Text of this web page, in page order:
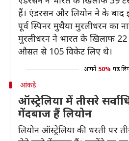
हैं। एंडरसन और लियोन ने के बाद
पूर्व स्पिनर मुथैया मुरलीधरन का
मुरलीधरन ने भारत के खिलाफ
औसत से 105 विकेट लिए थे।
आपने 50% पढ़
आंकड़े
ऑस्ट्रेलिया में तीसरे
गेंदबाज हैं लियोन
लियोन ऑस्ट्रेलिया की धरती पर